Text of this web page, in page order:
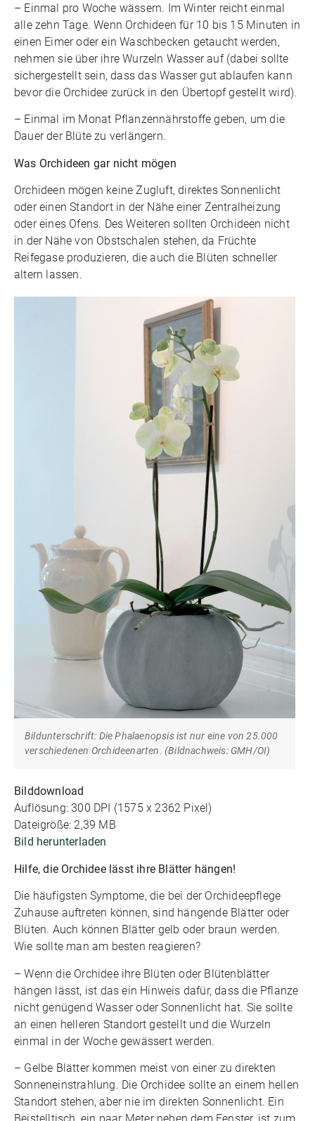
– Einmal pro Woche wässern. Im Winter reicht einmal
alle zehn Tage. Wenn Orchideen für 10 bis 15 Minuten in
einen Eimer oder ein Waschbecken getaucht werden,
nehmen sie über ihre Wurzeln Wasser auf (dabei sollte
sichergestellt sein, dass das Wasser gut ablaufen kann
bevor die Orchidee zurück in den Übertopf gestellt wird).
– Einmal im Monat Pflanzennährstoffe geben, um die
Dauer der Blüte zu verlängern.
Was Orchideen gar nicht mögen
Orchideen mögen keine Zugluft, direktes Sonnenlicht
oder einen Standort in der Nähe einer Zentralheizung
oder eines Ofens. Des Weiteren sollten Orchideen nicht
in der Nähe von Obstschalen stehen, da Früchte
Reifegase produzieren, die auch die Blüten schneller
altern lassen.
Bildunterschrift: Die Phalaenopsis ist nur eine von 25.000
verschiedenen Orchideenarten. (Bildnachweis: GMH/OI)
Bilddownload
Auflösung: 300 DPI (1575 x 2362 Pixel)
Dateigröße: 2,39 MB
Bild herunterladen
Hilfe, die Orchidee lässt ihre Blätter hängen!
Die häufigsten Symptome, die bei der Orchideepflege
Zuhause auftreten können, sind hängende Blätter oder
Blüten. Auch können Blätter gelb oder braun werden.
Wie sollte man am besten reagieren?
– Wenn die Orchidee ihre Blüten oder Blütenblätter
hängen lässt, ist das ein Hinweis dafür, dass die Pflanze
nicht genügend Wasser oder Sonnenlicht hat. Sie sollte
an einen helleren Standort gestellt und die Wurzeln
einmal in der Woche gewässert werden.
– Gelbe Blätter kommen meist von einer zu direkten
Sonneneinstrahlung. Die Orchidee sollte an einem hellen
Standort stehen, aber nie im direkten Sonnenlicht. Ein